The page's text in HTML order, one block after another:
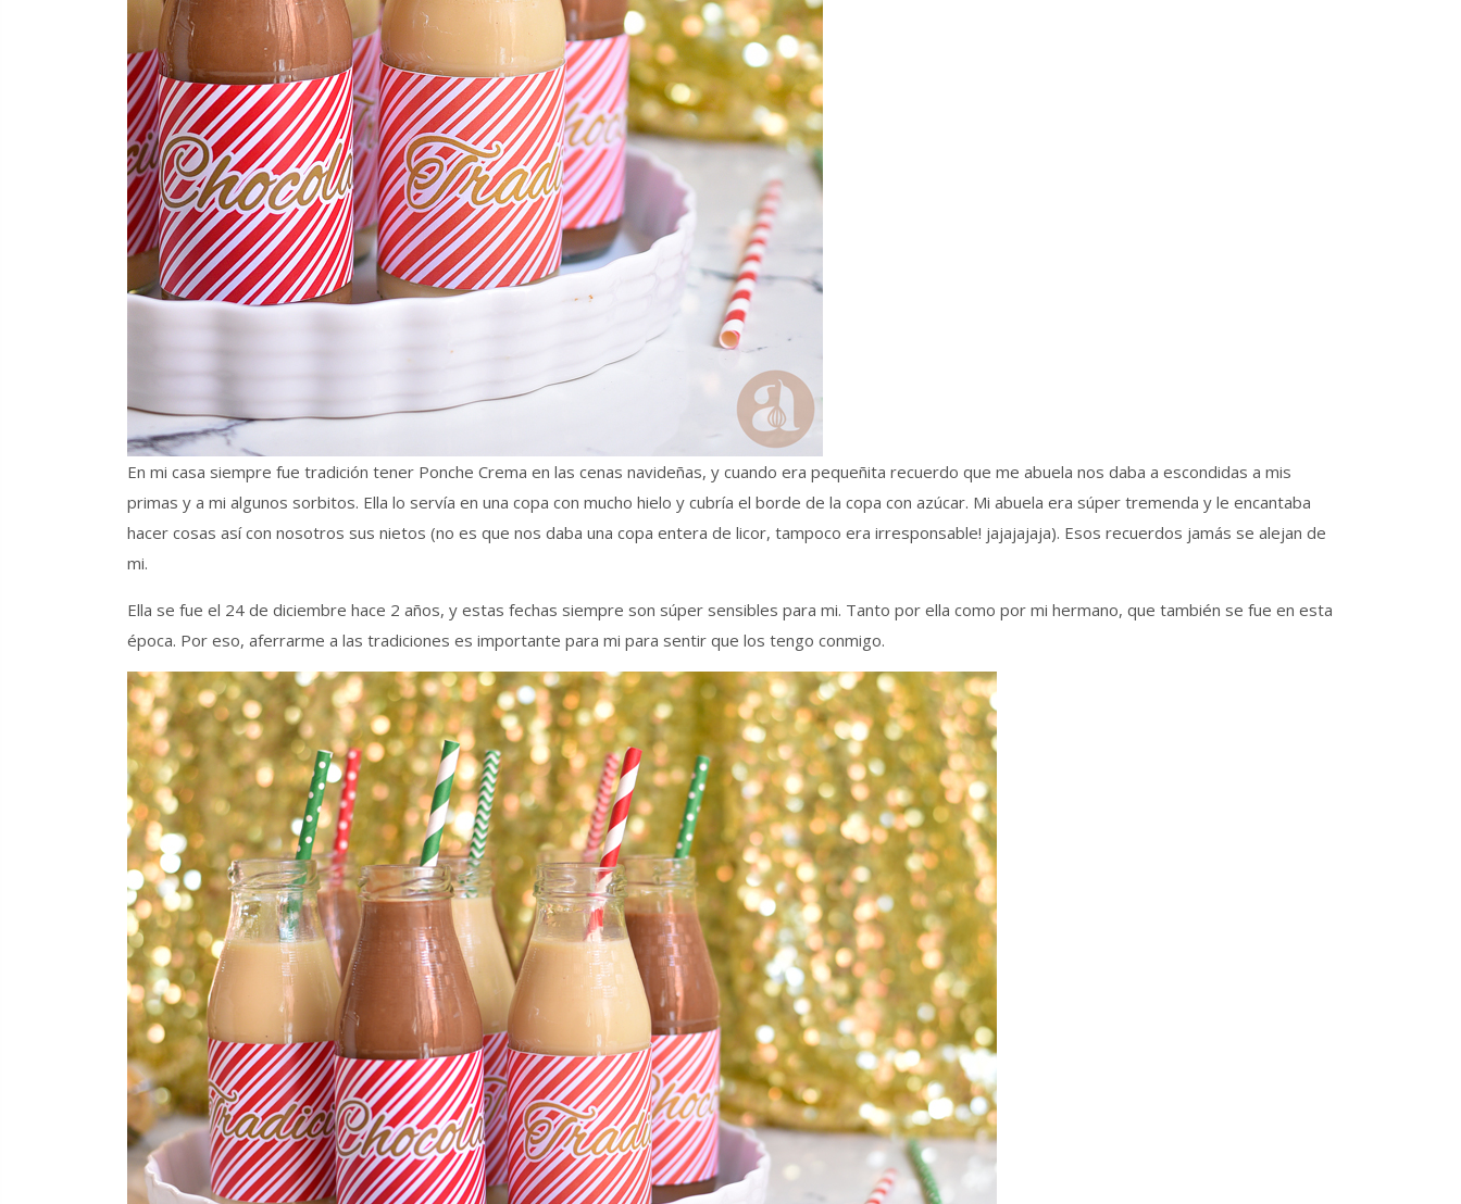
En mi casa siempre fue tradición tener Ponche Crema en las cenas navideñas, y cuando era pequeñita recuerdo que me abuela nos daba a escondidas a mis
primas y a mi algunos sorbitos. Ella lo servía en una copa con mucho hielo y cubría el borde de la copa con azúcar. Mi abuela era súper tremenda y le encantaba
hacer cosas así con nosotros sus nietos (no es que nos daba una copa entera de licor, tampoco era irresponsable! jajajajaja). Esos recuerdos jamás se alejan de
mi.
Ella se fue el 24 de diciembre hace 2 años, y estas fechas siempre son súper sensibles para mi. Tanto por ella como por mi hermano, que también se fue en esta
época. Por eso, aferrarme a las tradiciones es importante para mi para sentir que los tengo conmigo.